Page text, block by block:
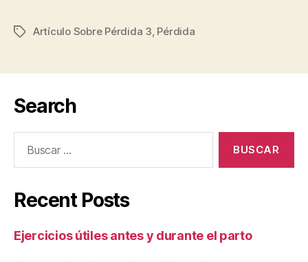
Etiquetas
Artículo Sobre Pérdida 3, Pérdida
Search
Recent Posts
Ejercicios útiles antes y durante el parto